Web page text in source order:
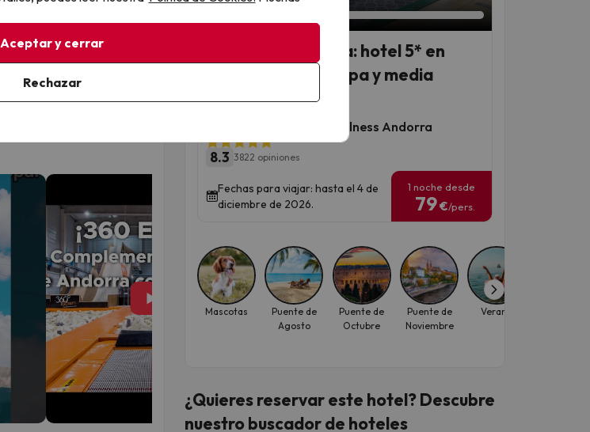
del entorno y la
muy apreciada por
▶ ▶
Andorra en familia: hotel 5* en
pleno centro con spa y media
pensión
Suites Plaza Hotel & Wellness Andorra
8.3 3822 opiniones
Fechas para viajar: hasta el 4 de
diciembre de 2026.
1 noche desde
79€/pers.
Mascotas
Puente de
Agosto
Puente de
Octubre
Puente de
Noviembre
Verano
¿Quieres reservar este hotel? Descubre
nuestro buscador de hoteles
Aceptar y cerrar
Rechazar